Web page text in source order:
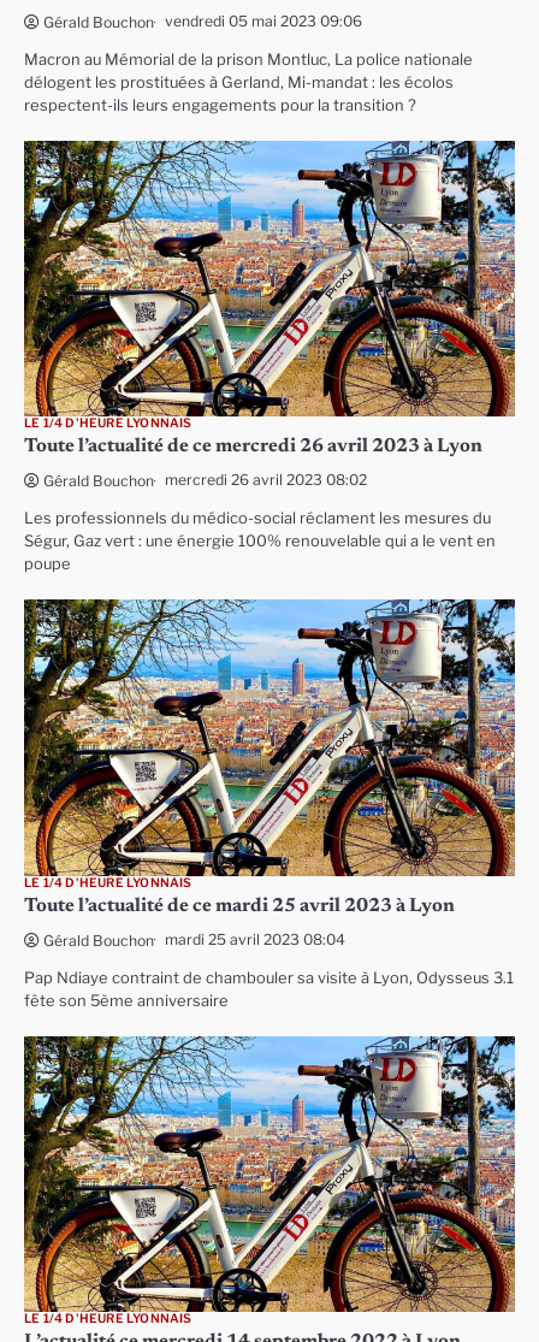
Gérald Bouchon vendredi 05 mai 2023 09:06
Macron au Mémorial de la prison Montluc, La police nationale
délogent les prostituées à Gerland, Mi-mandat : les écolos
respectent-ils leurs engagements pour la transition ?
LE 1/4 D'HEURE LYONNAIS
Toute l’actualité de ce mercredi 26 avril 2023 à Lyon
Gérald Bouchon mercredi 26 avril 2023 08:02
Les professionnels du médico-social réclament les mesures du
Ségur, Gaz vert : une énergie 100% renouvelable qui a le vent en
poupe
LE 1/4 D'HEURE LYONNAIS
Toute l’actualité de ce mardi 25 avril 2023 à Lyon
Gérald Bouchon mardi 25 avril 2023 08:04
Pap Ndiaye contraint de chambouler sa visite à Lyon, Odysseus 3.1
fête son 5ème anniversaire
LE 1/4 D'HEURE LYONNAIS